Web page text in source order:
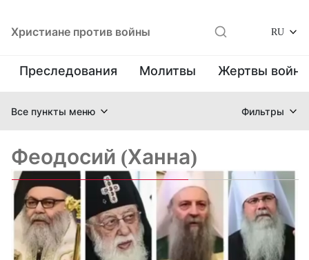
Христиане против войны RU
Преследования Молитвы Жертвы
Все пункты меню Фильтры
Феодосий (Ханна)